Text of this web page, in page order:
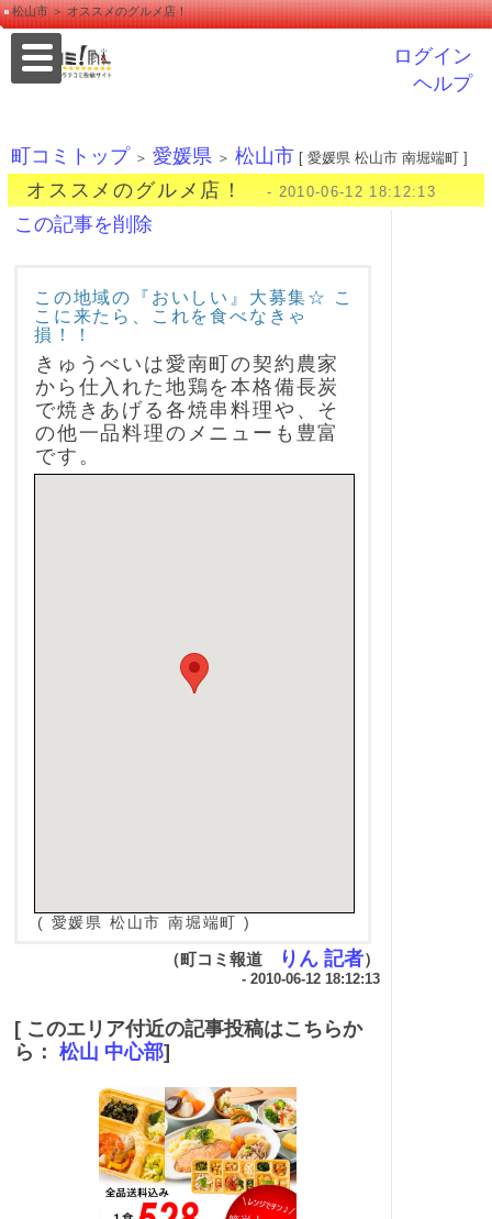
松山市 ＞ オススメのグルメ店！
ログイン
ヘルプ
町コミトップ ＞ 愛媛県 ＞ 松山市 [ 愛媛県 松山市 南堀端町 ]
オススメのグルメ店！ - 2010-06-12 18:12:13
この記事を削除
この地域の『おいしい』大募集☆ こ
こに来たら、これを食べなきゃ
損！！
きゅうべいは愛南町の契約農家
から仕入れた地鶏を本格備長炭
で焼きあげる各焼串料理や、そ
の他一品料理のメニューも豊富
です。
( 愛媛県 松山市 南堀端町 )
（町コミ報道 りん 記者）
- 2010-06-12 18:12:13
[ このエリア付近の記事投稿はこちらか
ら： 松山 中心部]